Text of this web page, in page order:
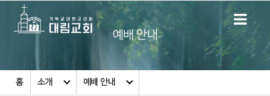
예배 안내
홈 소개 예배 안내